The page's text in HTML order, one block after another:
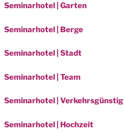
Seminarhotel | Garten
Seminarhotel | Berge
Seminarhotel | Stadt
Seminarhotel | Team
Seminarhotel | Verkehrsgünstig
Seminarhotel | Hochzeit